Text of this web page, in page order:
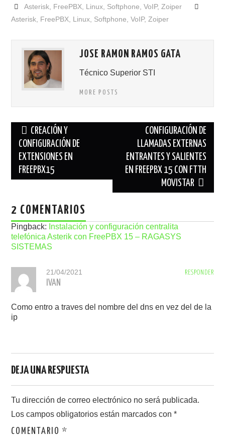
Asterisk, FreePBX, Linux, Softphone VoIP, Zoiper
Asterisk FreePBX Linux Softphone ,VoIP, Zoiper
JOSE RAMON RAMOS GATA
Técnico Superior STI
MORE POSTS
Navegación
de
entradas
CREACIÓN Y
CONFIGURACIÓN DE
EXTENSIONES EN
FREEPBX15
CONFIGURACIÓN DE
LLAMADAS EXTERNAS
ENTRANTES Y SALIENTES
EN FREEPBX 15 CON FTTH
MOVISTAR
2 COMENTARIOS
Pingback: Instalación y configuración centralita
telefónica Asterik con FreePBX 15 – RAGASYS
SISTEMAS
RESPONDER
21/04/2021
IVAN
Como entro a traves del nombre del dns en vez del de la
ip
DEJA UNA RESPUESTA
Tu dirección de correo electrónico no será publicada.
Los campos obligatorios están marcados con*
COMENTARIO*